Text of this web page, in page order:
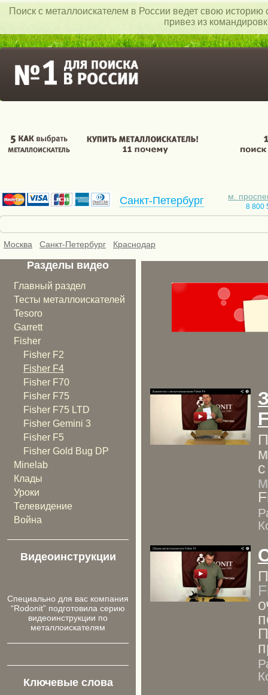
Поиск c металлоискателем в России ведет свою историю
привез из
Санкт-Петербург м.
8 800
Москва Санкт-Петербург Краснодар
Разделы видео
Главный раздел
Тесты металлоискателей
Tesoro
Garrett
Fisher
Fisher F2
Fisher F4
Fisher F70
Fisher F75
Fisher F75 LTD
Fisher Gemini 3
Fisher F5
Fisher Gold Bug DP
Minelab
Клады
Уроки
Телевидение
Война
Видеоинструкции
Cпециально для ваc компания
“Rodonit” подготовила серию
видеоинструкции по
металлоискателям
Ключевые слова